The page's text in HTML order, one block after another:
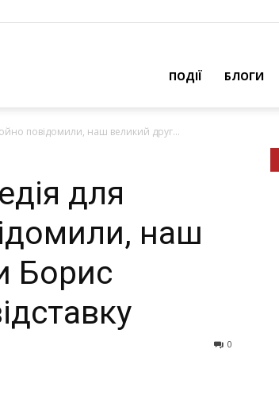
ПОДІЇ БЛОГИ
повідомили, наш великий друг...
для
наш
Борис
0